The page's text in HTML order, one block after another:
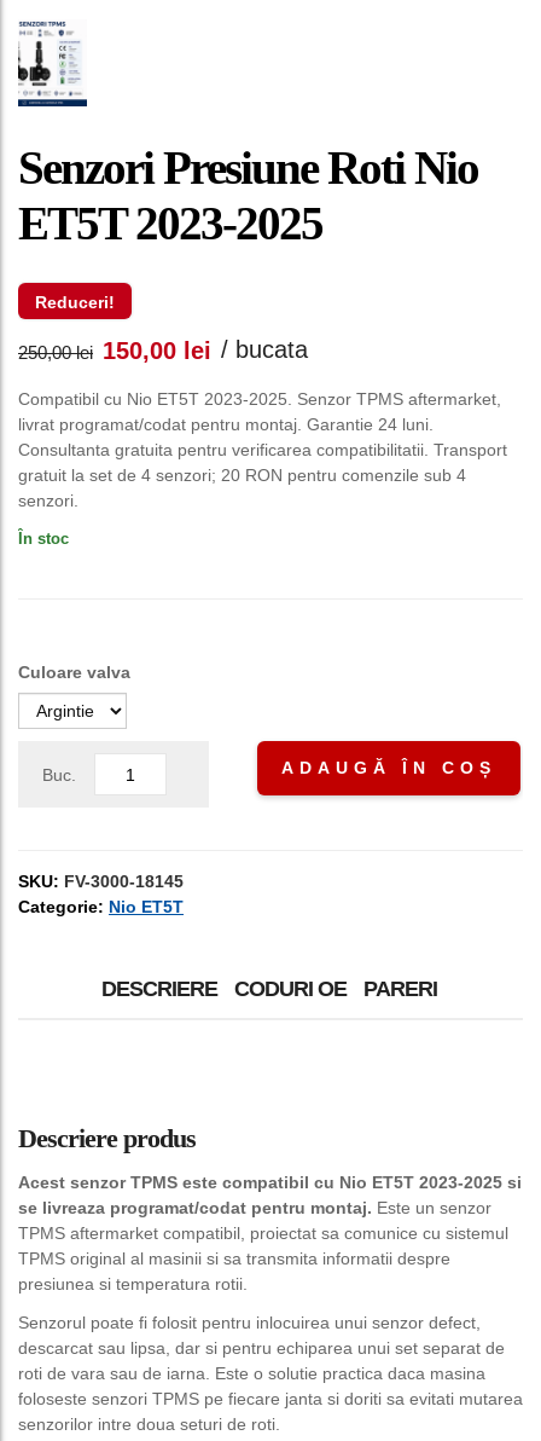
Senzori Presiune Roti Nio
ET5T 2023-2025
Reduceri!
250,00lei Prețul
inițial
a
150,00 lei Prețul
curent
este:
/ bucata
Compatibil cu Nio ET5T 2023-2025. Senzor TPMS aftermarket,
livrat programat/codat pentru montaj. Garantie 24 luni.
Consultanta gratuita pentru verificarea compatibilitatii. Transport
gratuit la set de 4 senzori; 20 RON pentru comenzile sub 4
senzori.
În stoc
Culoare valva
Buc. ADAUGĂ ÎN COȘ
SKU: FV-3000-18145
Categorie: Nio ET5T
DESCRIERE CODURI OE PARERI
Descriere produs
Acest senzor TPMS este compatibil cu Nio ET5T 2023-2025 si
se livreaza programat/codat pentru montaj. Este un senzor
TPMS aftermarket compatibil, proiectat sa comunice cu sistemul
TPMS original al masinii si sa transmita informatii despre
presiunea si temperatura rotii.
Senzorul poate fi folosit pentru inlocuirea unui senzor defect,
descarcat sau lipsa, dar si pentru echiparea unui set separat de
roti de vara sau de iarna. Este o solutie practica daca masina
foloseste senzori TPMS pe fiecare janta si doriti sa evitati mutarea
senzorilor intre doua seturi de roti.